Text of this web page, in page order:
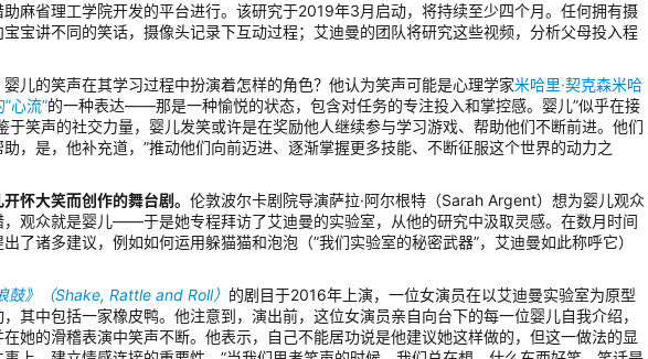
助麻省理工学院开发的平台进行。该研究于2019年3月启动，将持续至少四个月。任何拥有摄
宝讲不同的笑话，摄像头记录下互动过程；艾迪曼的团队将研究这些视频，分析父母投入程
儿的笑声在其学习过程中扮演着怎样的角色？他认为笑声可能是心理学家米哈里·契克森米哈
心流”的一种表达——那是一种愉悦的状态，包含对任务的专注投入和掌控感。婴儿”似乎在接
于笑声的社交力量，婴儿发笑或许是在奖励他人继续参与学习游戏、帮助他们不断前进。他们
，是，他补充道，”推动他们向前迈进、逐渐掌握更多技能、不断征服这个世界的动力之
怀大笑而创作的舞台剧。 伦敦波尔卡剧院导演萨拉·阿尔根特（Sarah Argent）想为婴儿观众
观众就是婴儿——于是她专程拜访了艾迪曼的实验室，从他的研究中汲取灵感。在数月时间
了诸多建议，例如如何运用躲猫猫和泡泡（”我们实验室的秘密武器”，艾迪曼如此称呼它）
鼓》（Shake, Rattle and Roll） 的剧目于2016年上演，一位女演员在以艾迪曼实验室为原型
其中包括一家橡皮鸭。他注意到，演出前，这位女演员亲自向台下的每一位婴儿自我介绍，
她的滑稽表演中笑声不断。他表示，自己不能居功说是他建议她这样做的，但这一做法的显